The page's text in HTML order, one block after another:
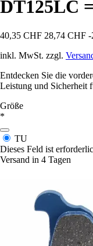
DT125LC
40,35 CHF 28,74 CHF -
inkl. MwSt. zzgl.
Entdecken Sie die
Leistung und Sicherheit
Größe
*
TU
Dieses Feld ist
Versand in 4 Tagen